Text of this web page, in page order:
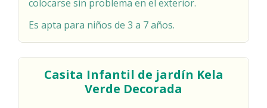
colocarse sin problema en el exterior.
Es apta para niños de 3 a 7 años.
Casita Infantil de jardín Kela
Verde Decorada